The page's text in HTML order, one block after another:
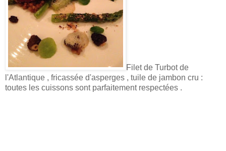
Filet de Turbot de
l'Atlantique , fricassée d'asperges , tuile de jambon cru :
toutes les cuissons sont parfaitement respectées .